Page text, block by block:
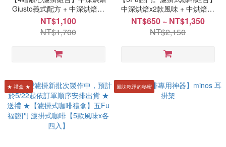
Giusto義式配方 + 中深烘焙直
火烘焙+ 淺烘焙水洗豆+ 淺烘焙
日曬豆【四款x各10包】
NT$1,100
NT$1,700
中深烘焙x2款風味 + 中烘焙x1
款風味+ 淺烘焙x2款風味【A/五
款風味x各4包】【B/五款風味x
各10包】
NT$650 ~ NT$1,350
NT$2,150
★ 禮盒 ★ 風味乾淨的秘密